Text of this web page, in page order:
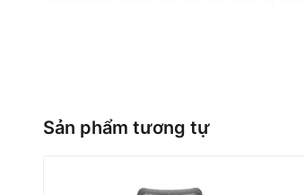
Ghế công thái học Gami Crom Pro có kiểu
Khung lưng ghế công thái học Gami
Sản phẩm tương tự